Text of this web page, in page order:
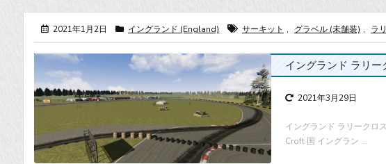
2021年1月2日 イングランド (England) サーキット , グラベル (未舗装) , ラ
イングランド ラリ
2021年3月29日
イングランド ラリークロ
Croft 国 イングラン ...